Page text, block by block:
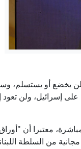
هرمز وطهران تتحدث
يخضع أو يستسلم،
معتبرا أن
من السلطة